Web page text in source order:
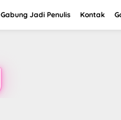
Gabung Jadi Penulis Kontak